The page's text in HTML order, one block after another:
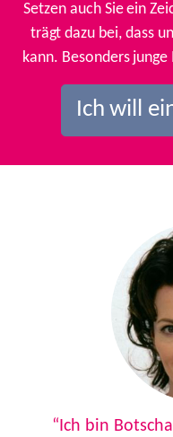
Setzen auch Sie ein
trägt dazu bei, dass
kann. Besonders
Ich will
“Ich bin